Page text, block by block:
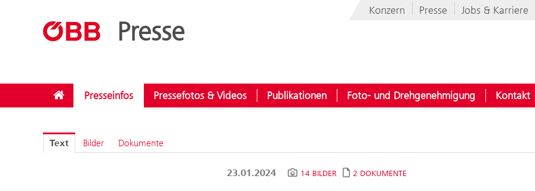
Presse
Konzern Presse Jobs & Karriere
Presseinfos Pressefotos & Videos Publikationen Foto- und Drehgenehmigung Kontakt
Text Bilder Dokumente
23.01.2024 14 BILDER 2 DOKUMENTE